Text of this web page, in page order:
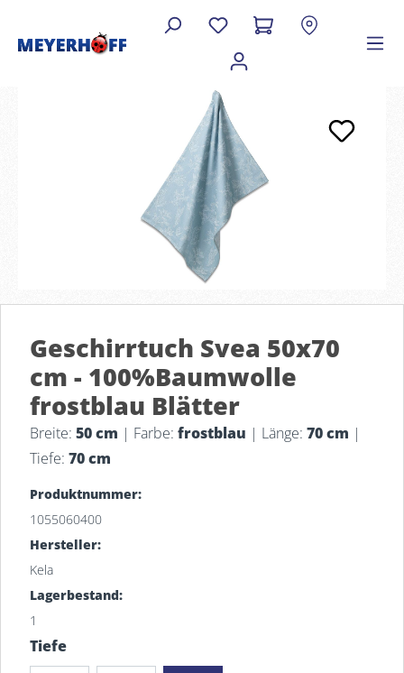
Geschirrtuch Svea 50x70
cm - 100%Baumwolle
frostblau Blätter
Breite: 50 cm | Farbe: frostblau | Länge: 70 cm |
Tiefe: 70 cm
Tiefe
Lagerbestand:
1
Produktnummer:
1055060400
Hersteller:
Kela